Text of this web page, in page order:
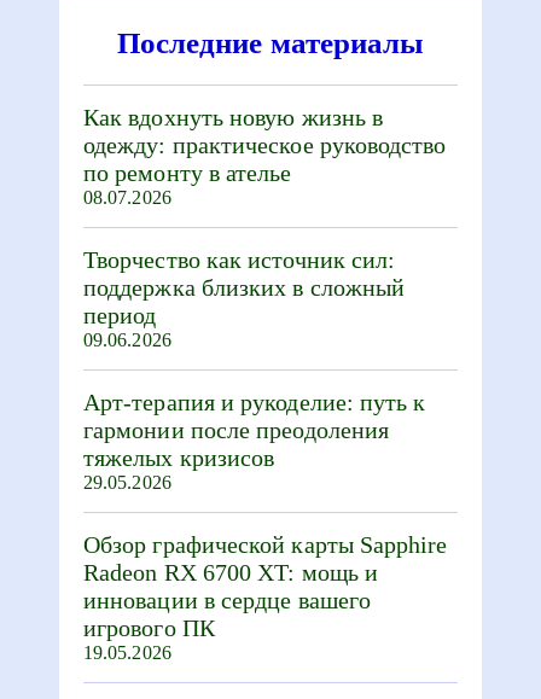
Последние материалы
Как вдохнуть новую жизнь в
одежду: практическое руководство
по ремонту в ателье
08.07.2026
Творчество как источник сил:
поддержка близких в сложный
период
09.06.2026
Арт-терапия и рукоделие: путь к
гармонии после преодоления
тяжелых кризисов
29.05.2026
Обзор графической карты Sapphire
Radeon RX 6700 XT: мощь и
инновации в сердце вашего
игрового ПК
19.05.2026